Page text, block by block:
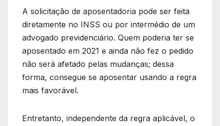
A solicitação de aposentadoria pode ser feita
diretamente no INSS ou por intermédio de um
advogado previdenciário. Quem poderia ter se
aposentado em 2021 e ainda não fez o pedido
não será afetado pelas mudanças; dessa
forma, consegue se aposentar usando a regra
mais favorável.
Entretanto, independente da regra aplicável, o